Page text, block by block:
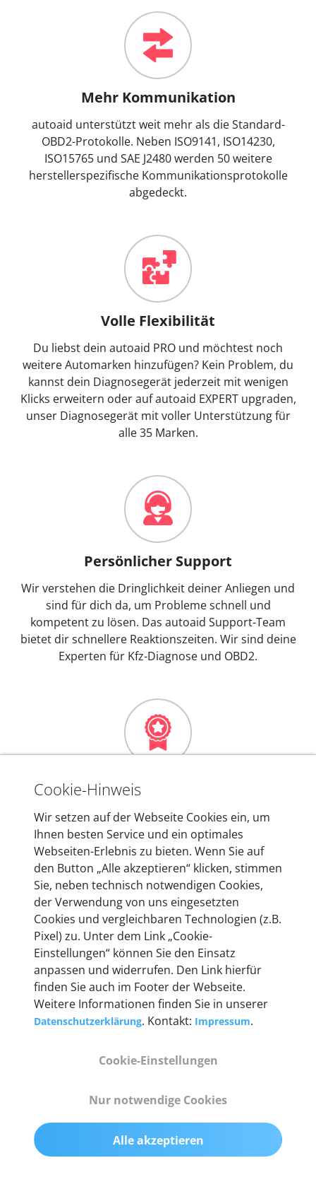
Mehr Kommunikation
autoaid unterstützt weit mehr als die Standard-
OBD2-Protokolle. Neben ISO9141, ISO14230,
ISO15765 und SAE J2480 werden 50 weitere
herstellerspezifische Kommunikationsprotokolle
abgedeckt.
Volle Flexibilität
Du liebst dein autoaid PRO und möchtest noch
weitere Automarken hinzufügen? Kein Problem, du
kannst dein Diagnosegerät jederzeit mit wenigen
Klicks erweitern oder auf autoaid EXPERT upgraden,
unser Diagnosegerät mit voller Unterstützung für
alle 35 Marken.
Persönlicher Support
Wir verstehen die Dringlichkeit deiner Anliegen und
sind für dich da, um Probleme schnell und
kompetent zu lösen. Das autoaid Support-Team
bietet dir schnellere Reaktionszeiten. Wir sind deine
Experten für Kfz-Diagnose und OBD2.
Mehr als 10 Jahre Erfahrung
In den Kfz-Diagnosegeräten von autoaid stecken
mehr als 10 Jahre Erfahrung, und auch in Zukunft
entwickeln wir unsere Produkte am Standort in
Berlin laufend weiter. Auf diese Qualität vertrauen
heute mehr als 60.000 Privatkunden und
Unternehmen.
Technische Details &
Lieferumfang
Abmessungen
Gewicht
200 g
Cookie-Hinweis
Wir setzen auf der Webseite Cookies ein, um
Ihnen besten Service und ein optimales
Webseiten-Erlebnis zu bieten. Wenn Sie auf
den Button „Alle akzeptieren“ klicken, stimmen
Sie, neben technisch notwendigen Cookies,
der Verwendung von uns eingesetzten
Cookies und vergleichbaren Technologien (z.B.
Pixel) zu. Unter dem Link „Cookie-
Einstellungen“ können Sie den Einsatz
anpassen und widerrufen. Den Link hierfür
finden Sie auch im Footer der Webseite.
Weitere Informationen finden Sie in unserer
Datenschutzerklärung. Kontakt: Impressum.
Cookie-Einstellungen
Nur notwendige Cookies
Alle akzeptieren